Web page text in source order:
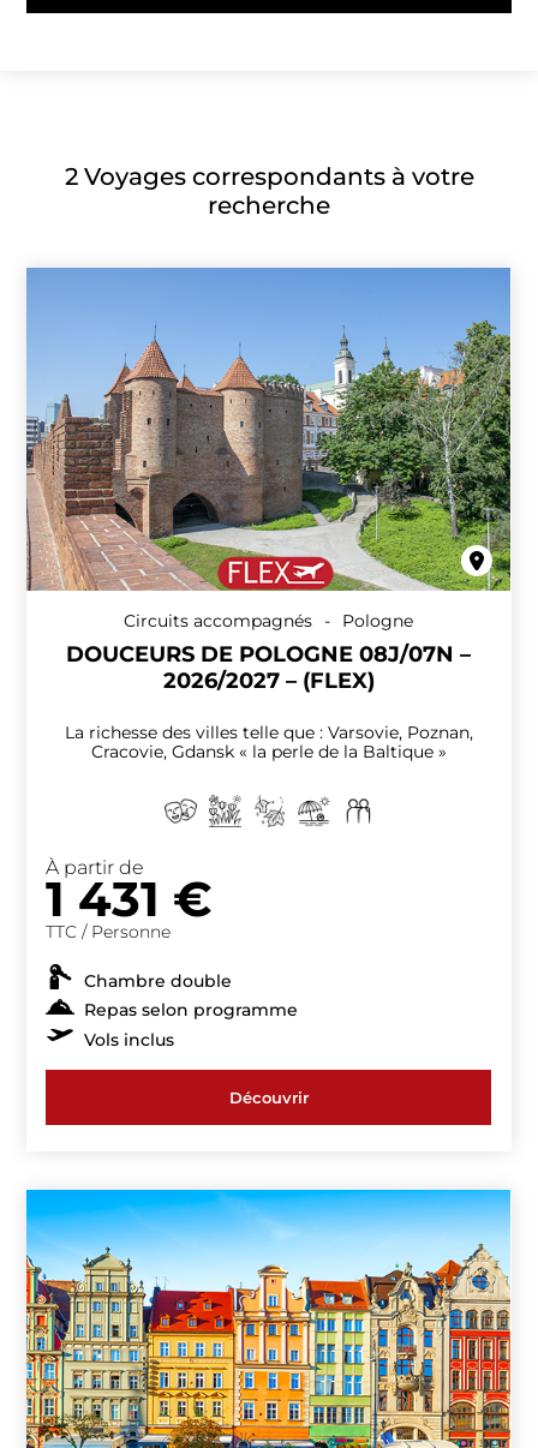
2Voyages correspondants à votre
recherche
Circuits accompagnés - Pologne
DOUCEURS DE POLOGNE 08J/07N –
2026/2027 – (FLEX)
La richesse des villes telle que : Varsovie, Poznan,
Cracovie, Gdansk « la perle de la Baltique »
À partir de
1 431 €
TTC / Personne
Chambre double
Repas selon programme
Vols inclus
Découvrir